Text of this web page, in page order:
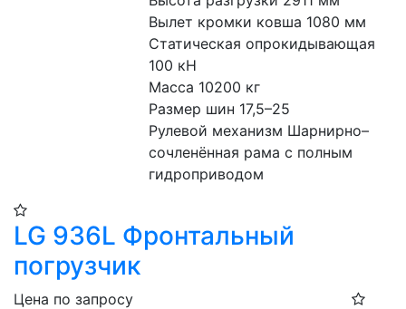
Вылет кромки ковша 1080 мм
Статическая опрокидывающая
100 кН
Масса 10200 кг
Размер шин 17,5–25
Рулевой механизм Шарнирно–
сочленённая рама с полным
гидроприводом
LG 936L Фронтальный
погрузчик
Цена по запросу